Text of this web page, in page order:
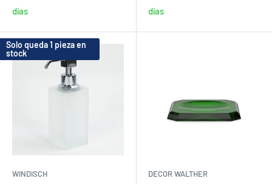
días
días
Solo queda 1 pieza en
stock
WINDISCH DECOR WALTHER